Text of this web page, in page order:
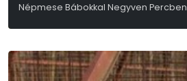
Népmese Bábokkal Negyven Percben